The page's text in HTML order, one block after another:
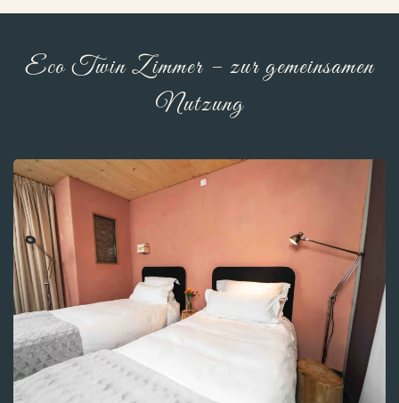
Eco Twin Zimmer – zur gemeinsamen
Nutzung